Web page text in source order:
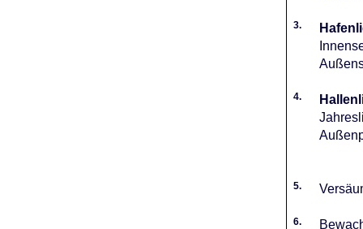
3.
4.
5.
6.